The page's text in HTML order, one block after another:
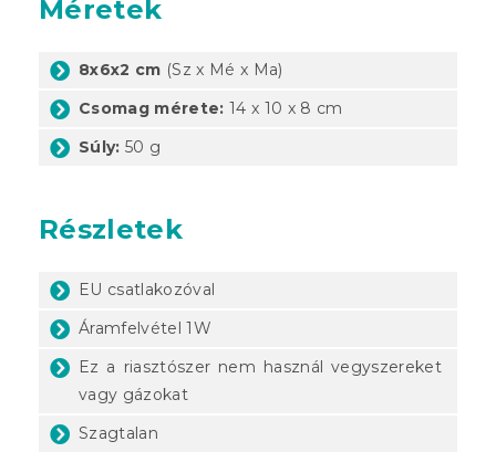
Méretek
8x6x2 cm (Sz x Mé x Ma)
Csomag mérete: 14 x 10 x 8 cm
Súly: 50 g
Részletek
EU csatlakozóval
Áramfelvétel 1W
Ez a riasztószer nem használ vegyszereket
vagy gázokat
Szagtalan